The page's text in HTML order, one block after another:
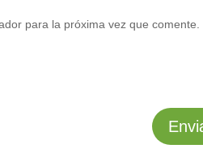
para la próxima vez que comente.